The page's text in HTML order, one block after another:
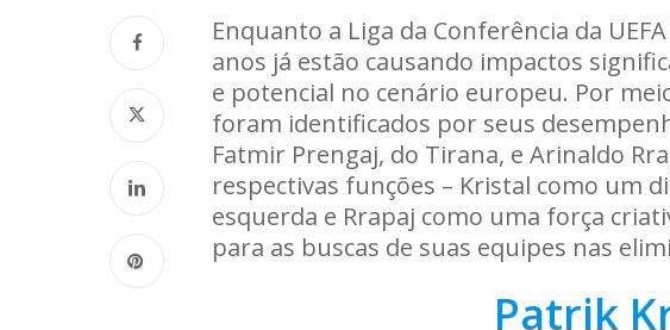
Enquanto a Liga da Conferência da
anos já estão causando impactos
e potencial no cenário europeu. Por
foram identificados por seus
Fatmir Prengaj, do Tirana, e Arinaldo
respectivas funções – Kristal como um
esquerda e Rrapaj como uma força
para as buscas de suas equipes nas
Patrik